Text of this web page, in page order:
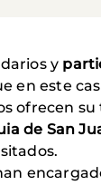
y
en este
ofrecen
de San